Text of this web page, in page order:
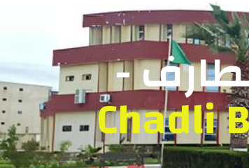
-
Chadli